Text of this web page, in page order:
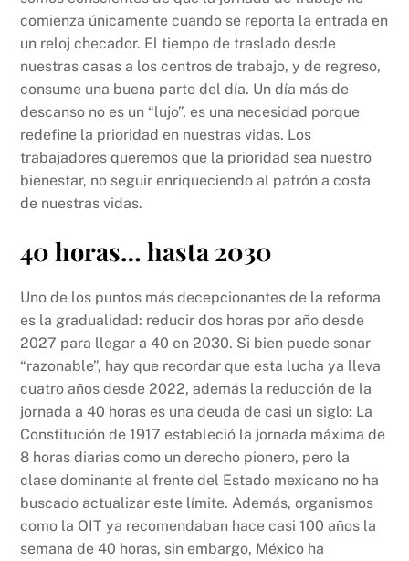
comienza únicamente cuando se reporta la entrada en
un reloj checador. El tiempo de traslado desde
nuestras casas a los centros de trabajo, y de regreso,
consume una buena parte del día. Un día más de
descanso no es un “lujo”, es una necesidad porque
redefine la prioridad en nuestras vidas. Los
trabajadores queremos que la prioridad sea nuestro
bienestar, no seguir enriqueciendo al patrón a costa
de nuestras vidas.
40 horas… hasta 2030
Uno de los puntos más decepcionantes de la reforma
es la gradualidad: reducir dos horas por año desde
2027 para llegar a 40 en 2030. Si bien puede sonar
“razonable”, hay que recordar que esta lucha ya lleva
cuatro años desde 2022, además la reducción de la
jornada a 40 horas es una deuda de casi un siglo: La
Constitución de 1917 estableció la jornada máxima de
8 horas diarias como un derecho pionero, pero la
clase dominante al frente del Estado mexicano no ha
buscado actualizar este límite. Además, organismos
como la OIT ya recomendaban hace casi 100 años la
semana de 40 horas, sin embargo, México ha